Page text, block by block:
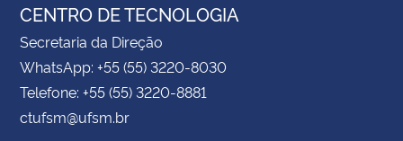
CENTRO DE TECNOLOGIA
Secretaria da Direção
WhatsApp: +55 (55) 3220-8030
Telefone: +55 (55) 3220-8881
ctufsm@ufsm.br